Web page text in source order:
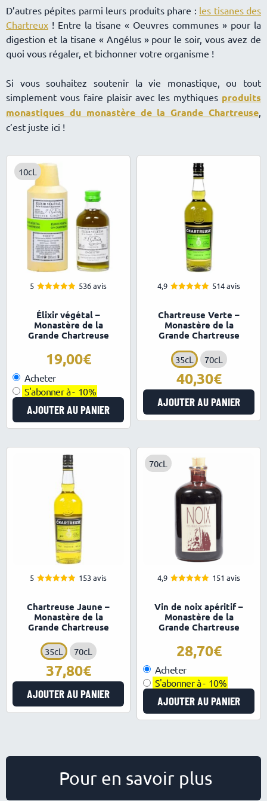
D’autres pépites parmi leurs produits phare : les tisanes des
Chartreux ! Entre la tisane « Oeuvres communes » pour la
digestion et la tisane « Angélus » pour le soir, vous avez de
quoi vous régaler, et bichonner votre organisme !
Si vous souhaitez soutenir la vie monastique, ou tout
simplement vous faire plaisir avec les mythiques produits
monastiques du monastère de la Grande Chartreuse,
c’est juste ici !
10cL
5 536 avis
Élixir végétal –
Monastère de la
Grande Chartreuse
19,00
Acheter
S'abonner à - 10%
AJOUTER AU PANIER
4,9 514 avis
Chartreuse Verte –
Monastère de la
Grande Chartreuse
35cL 70cL
40,30
AJOUTER AU PANIER
5 153 avis
Chartreuse Jaune –
Monastère de la
Grande Chartreuse
35cL 70cL
37,80
AJOUTER AU PANIER
70cL
4,9 151 avis
Vin de noix apéritif –
Monastère de la
Grande Chartreuse
28,70
Acheter
S'abonner à - 10%
AJOUTER AU PANIER
Pour en savoir plus